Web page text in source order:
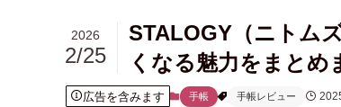
STALOGY（ニトム
くなる魅力をまとめ
2026
2/25
広告を含みます 手帳 手帳レビュー